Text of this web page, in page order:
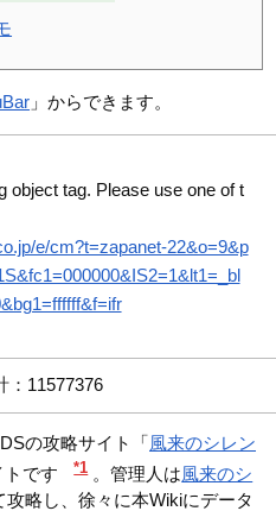
」からできます。
object tag. Please use one of t
e/cm?t=zapanet-22&o=9&p
11577376
の攻略サイト「風来のシレン
トです *1 。管理人は風来のシ
攻略し、徐々に本Wikiにデータ